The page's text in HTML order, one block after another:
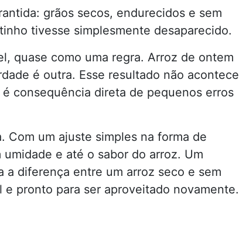
grãos secos, endurecidos e sem
tivesse simplesmente desaparecido.
quase como uma regra. Arroz de ontem
é outra. Esse resultado não acontece
consequência direta de pequenos erros
Com um ajuste simples na forma de
e até o sabor do arroz. Um
diferença entre um arroz seco e sem
pronto para ser aproveitado novamente.